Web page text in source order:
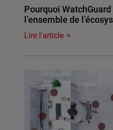
Pourquoi
l’ensemble de
Lire l'article